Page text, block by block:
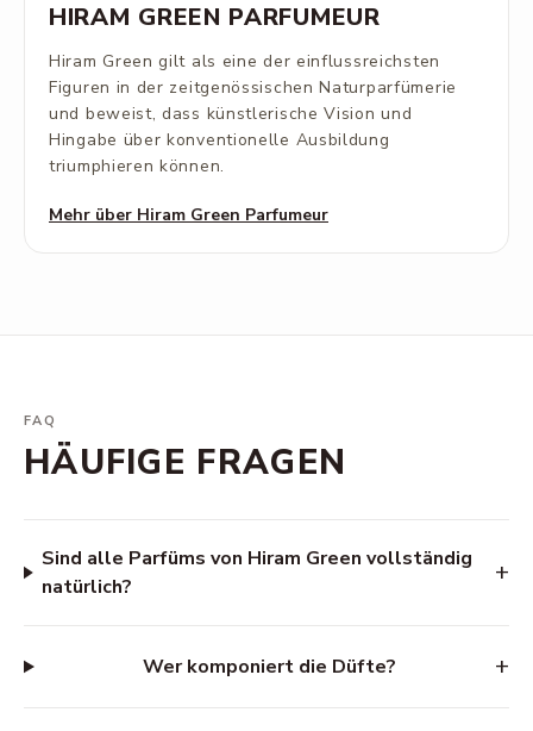
HIRAM GREEN PARFUMEUR
Hiram Green gilt als eine der einflussreichsten
Figuren in der zeitgenössischen Naturparfümerie
und beweist, dass künstlerische Vision und
Hingabe über konventionelle Ausbildung
triumphieren können.
Mehr über Hiram Green Parfumeur
FAQ
HÄUFIGE FRAGEN
Sind alle Parfüms von Hiram Green vollständig
natürlich?
+
Wer komponiert die Düfte? +